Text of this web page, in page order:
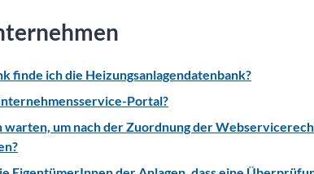
finde ich die Heizungsanlagendatenbank?
Portal?
warten, um nach der Zuordnung der
EigentümerInnen der Anlagen, dass eine